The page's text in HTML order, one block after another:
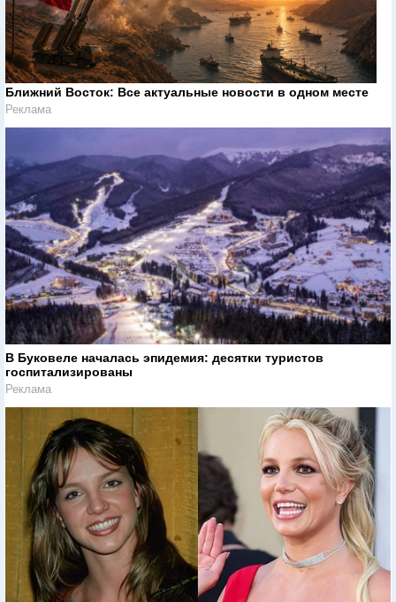
Ближний Восток: Все актуальные новости в одном месте
Реклама
В Буковеле началась эпидемия: десятки туристов
госпитализированы
Реклама